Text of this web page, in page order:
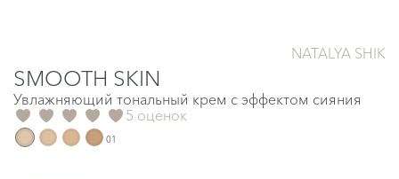
NATALYA SHIK
SMOOTH SKIN
Увлажняющий тональный крем с эффектом сияния
5 оценок
01